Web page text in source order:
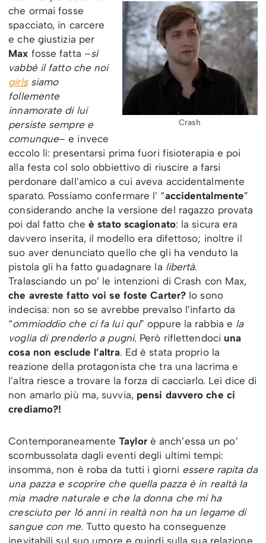
Crash
che ormai fosse
spacciato, in carcere
e che giustizia per
Max fosse fatta –sì
vabbè il fatto che noi
girlssiamo
follemente
innamorate di lui
persiste sempre e
comunque– e invece
eccolo lì: presentarsi prima fuori fisioterapia e poi
alla festa col solo obbiettivo di riuscire a farsi
perdonare dall’amico a cui aveva accidentalmente
sparato. Possiamo confermare l’ “accidentalmente”
considerando anche la versione del ragazzo provata
poi dal fatto che è stato scagionato: la sicura era
davvero inserita, il modello era difettoso; inoltre il
suo aver denunciato quello che gli ha venduto la
pistola gli ha fatto guadagnare la libertà.
Tralasciando un po’ le intenzioni di Crash con Max,
che avreste fatto voi se foste Carter? Io sono
indecisa: non so se avrebbe prevalso l’infarto da
“ommioddio che ci fa lui qui” oppure la rabbia e la
voglia di prenderlo a pugni. Però riflettendoci una
cosa non esclude l’altra. Ed è stata proprio la
reazione della protagonista che tra una lacrima e
l’altra riesce a trovare la forza di cacciarlo. Lei dice di
non amarlo più ma, suvvia, pensi davvero che ci
crediamo?!
ContemporaneamenteTaylorè anch’essa un po’
scombussolata dagli eventi degli ultimi tempi:
insomma, non è roba da tutti i giorni essere rapita da
una pazza e scoprire che quella pazza è in realtà la
mia madre naturale e che la donna che mi ha
cresciuto per 16 anni in realtà non ha un legame di
sangue con me. Tutto questo ha conseguenze
inevitabili sul suo umore e quindi sulla sua relazione